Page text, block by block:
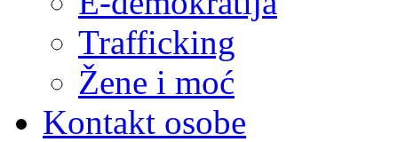
Trafficking
Žene i moć
Kontakt osobe